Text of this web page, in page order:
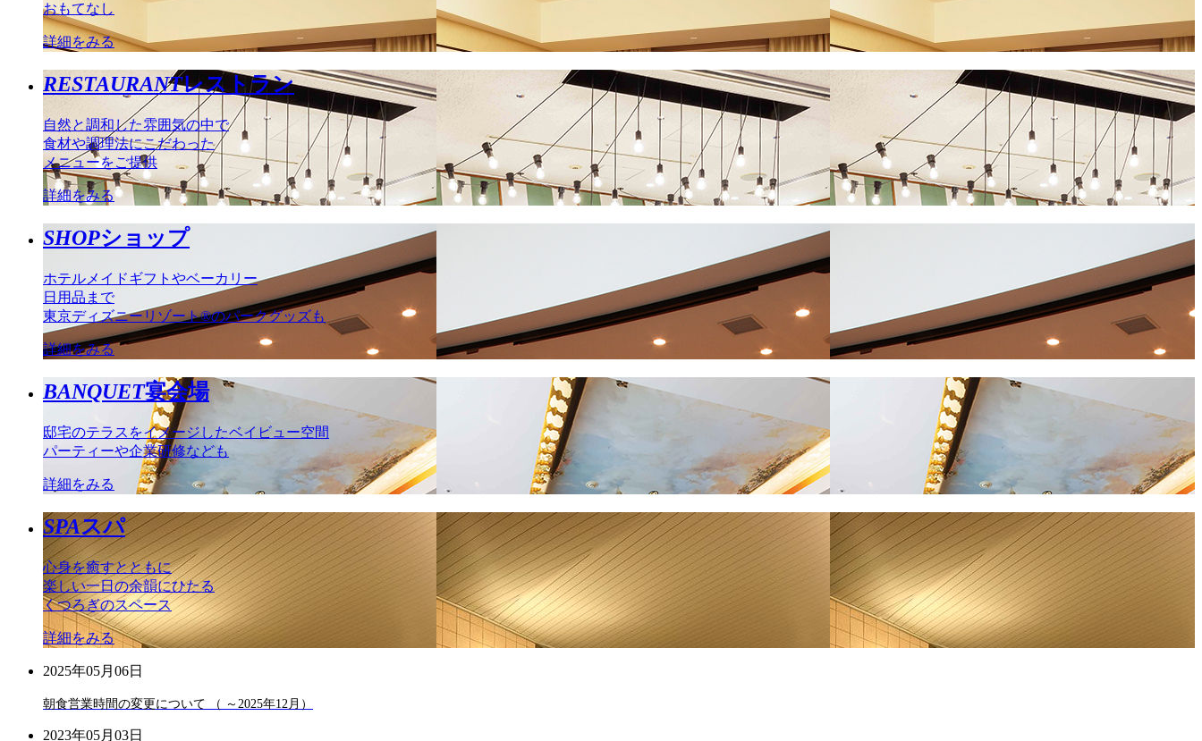
おもてなし
詳細をみる
RESTAURANTレストラン
自然と調和した雰囲気の中で
食材や調理法にこだわった
メニューをご提供
詳細をみる
SHOPショップ
ホテルメイドギフトやベーカリー
日用品まで
東京ディズニーリゾート®のパークグッズも
詳細をみる
BANQUET宴会場
邸宅のテラスをイメージしたベイビュー空間
パーティーや企業研修なども
詳細をみる
SPAスパ
心身を癒すとともに
楽しい一日の余韻にひたる
くつろぎのスペース
詳細をみる
2025年05月06日
朝食営業時間の変更について （ ～2025年12月）
2023年05月03日